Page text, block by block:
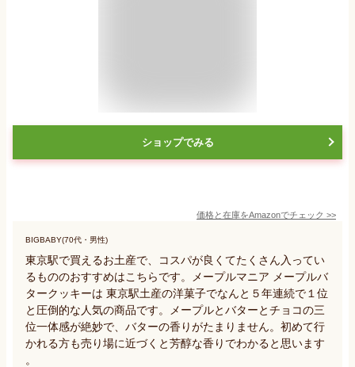
ショップでみる
価格と在庫をAmazonでチェック >>
BIGBABY(70代・男性)
東京駅で買えるお土産で、コスパが良くてたくさん入ってい
るもののおすすめはこちらです。メープルマニア メープルバ
タークッキーは 東京駅土産の洋菓子でなんと５年連続で１位
と圧倒的な人気の商品です。メープルとバターとチョコの三
位一体感が絶妙で、バターの香りがたまりません。初めて行
かれる方も売り場に近づくと芳醇な香りでわかると思います
。